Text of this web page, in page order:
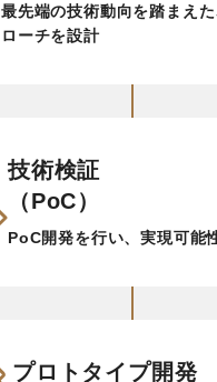
最先端の技術動向を踏まえ
ローチを設計
技術検証
（PoC）
PoC開発を行い、実現可能
プロトタイプ開発